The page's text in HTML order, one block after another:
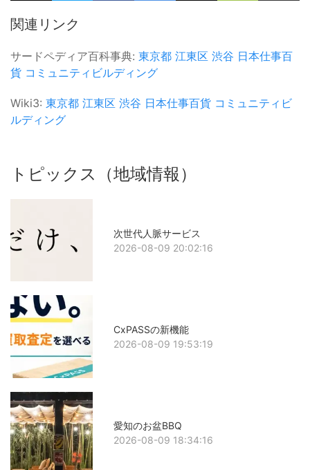
関連リンク
サードペディア百科事典: 東京都 江東区 渋谷 日本仕事百
貨 コミュニティビルディング
Wiki3: 東京都 江東区 渋谷 日本仕事百貨 コミュニティビ
ルディング
トピックス（地域情報）
次世代人脈サービス
2026-08-09 20:02:16
CxPASSの新機能
2026-08-09 19:53:19
愛知のお盆BBQ
2026-08-09 18:34:16